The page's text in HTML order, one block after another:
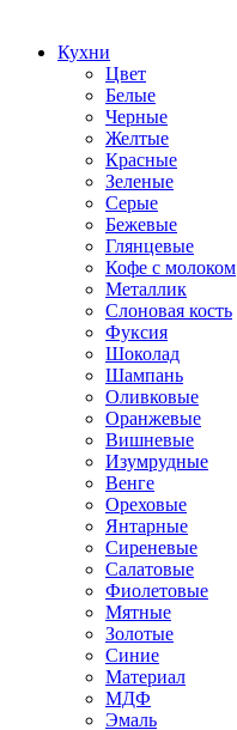
Кухни
Цвет
Белые
Черные
Желтые
Красные
Зеленые
Серые
Бежевые
Глянцевые
Кофе с молоком
Металлик
Слоновая кость
Фуксия
Шоколад
Шампань
Оливковые
Оранжевые
Вишневые
Изумрудные
Венге
Ореховые
Янтарные
Сиреневые
Салатовые
Фиолетовые
Мятные
Золотые
Синие
Материал
МДФ
Эмаль